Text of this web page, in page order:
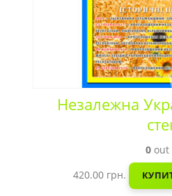
Незалежна
0out
420.00 грн.